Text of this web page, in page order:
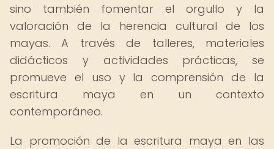
sino también fomentar el orgullo y la
valoración de la herencia cultural de los
mayas. A través de talleres, materiales
didácticos y actividades prácticas, se
promueve el uso y la comprensión de la
escritura maya en un contexto
contemporáneo.
La promoción de la escritura maya en las